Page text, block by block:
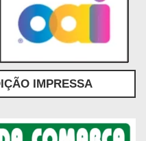
IMPRESSA